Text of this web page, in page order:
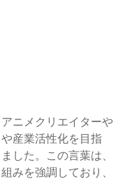
ニメクリエイターや
産業活性化を目指
した。この言葉は、
みを強調しており、